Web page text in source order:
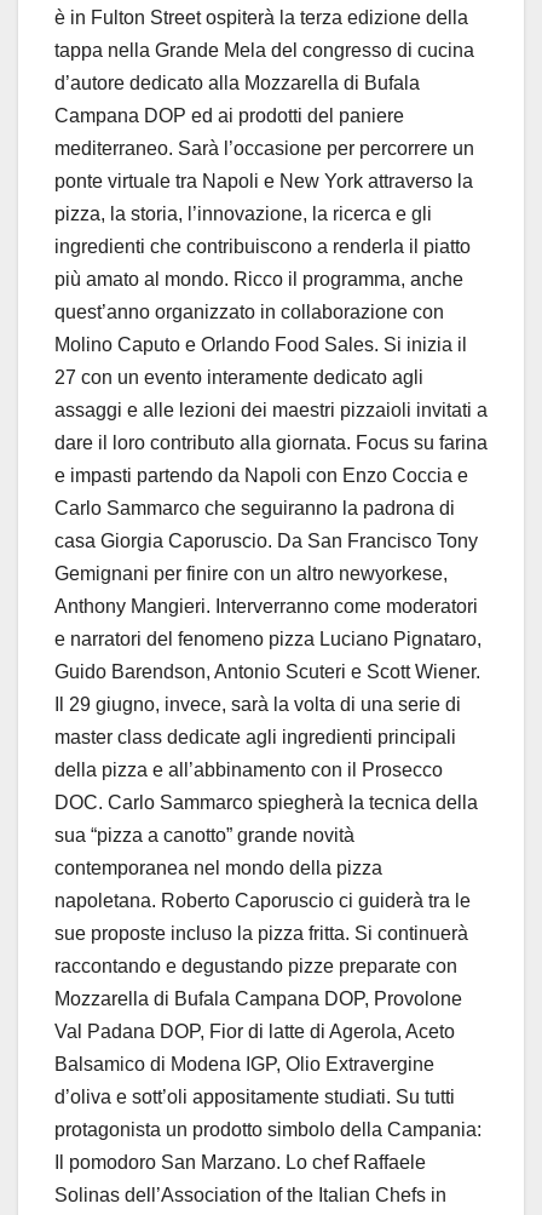
è in Fulton Street ospiterà la terza edizione della
tappa nella Grande Mela del congresso di cucina
d’autore dedicato alla Mozzarella di Bufala
Campana DOP ed ai prodotti del paniere
mediterraneo. Sarà l’occasione per percorrere un
ponte virtuale tra Napoli e New York attraverso la
pizza, la storia, l’innovazione, la ricerca e gli
ingredienti che contribuiscono a renderla il piatto
più amato al mondo. Ricco il programma, anche
quest’anno organizzato in collaborazione con
Molino Caputo e Orlando Food Sales. Si inizia il
27 con un evento interamente dedicato agli
assaggi e alle lezioni dei maestri pizzaioli invitati a
dare il loro contributo alla giornata. Focus su farina
e impasti partendo da Napoli con Enzo Coccia e
Carlo Sammarco che seguiranno la padrona di
casa Giorgia Caporuscio. Da San Francisco Tony
Gemignani per finire con un altro newyorkese,
Anthony Mangieri. Interverranno come moderatori
e narratori del fenomeno pizza Luciano Pignataro,
Guido Barendson, Antonio Scuteri e Scott Wiener.
Il 29 giugno, invece, sarà la volta di una serie di
master class dedicate agli ingredienti principali
della pizza e all’abbinamento con il Prosecco
DOC. Carlo Sammarco spiegherà la tecnica della
sua “pizza a canotto” grande novità
contemporanea nel mondo della pizza
napoletana. Roberto Caporuscio ci guiderà tra le
sue proposte incluso la pizza fritta. Si continuerà
raccontando e degustando pizze preparate con
Mozzarella di Bufala Campana DOP, Provolone
Val Padana DOP, Fior di latte di Agerola, Aceto
Balsamico di Modena IGP, Olio Extravergine
d’oliva e sott’oli appositamente studiati. Su tutti
protagonista un prodotto simbolo della Campania:
Il pomodoro San Marzano. Lo chef Raffaele
Solinas dell’Association of the Italian Chefs in